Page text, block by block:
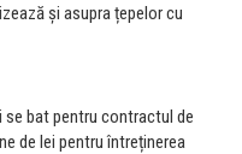
și asupra țepelor cu
se bat pentru contractul de
de lei pentru întreținerea